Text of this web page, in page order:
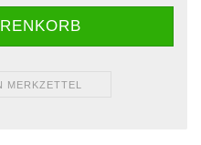
MERKZETTEL